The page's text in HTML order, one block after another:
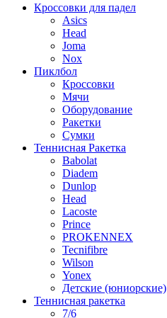
Кроссовки для падел
Asics
Head
Joma
Nox
Пиклбол
Кроссовки
Мячи
Оборудование
Ракетки
Сумки
Теннисная Ракетка
Babolat
Diadem
Dunlop
Head
Lacoste
Prince
PROKENNEX
Tecnifibre
Wilson
Yonex
Детские (юниорские)
Теннисная ракетка
7/6